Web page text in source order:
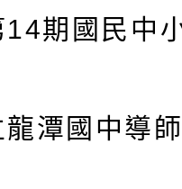
14期國民中
龍潭國中導